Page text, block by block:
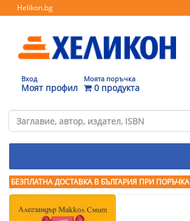
Helikon.bg
Вход
Моят профил
Моята поръчка
0 продукта
БЕЗПЛАТНА ДОСТАВКА В БЪЛГАРИЯ ПРИ ПОРЪЧКА